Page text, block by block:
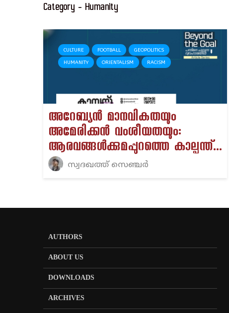
Category - Humanity
CULTURE FOOTBALL GEOPOLITICS
HUMANITY ORIENTALISM RACISM
അറേബ്യൻ മാനവികതയും
അമേരിക്കൻ വംശീയതയും:
ആരവങ്ങൾക്കുമപ്പുറത്തെ കാല്പന്ത്...
സ്വദഖത്ത് സെഞ്ചർ
AUTHORS
ABOUT US
DOWNLOADS
ARCHIVES